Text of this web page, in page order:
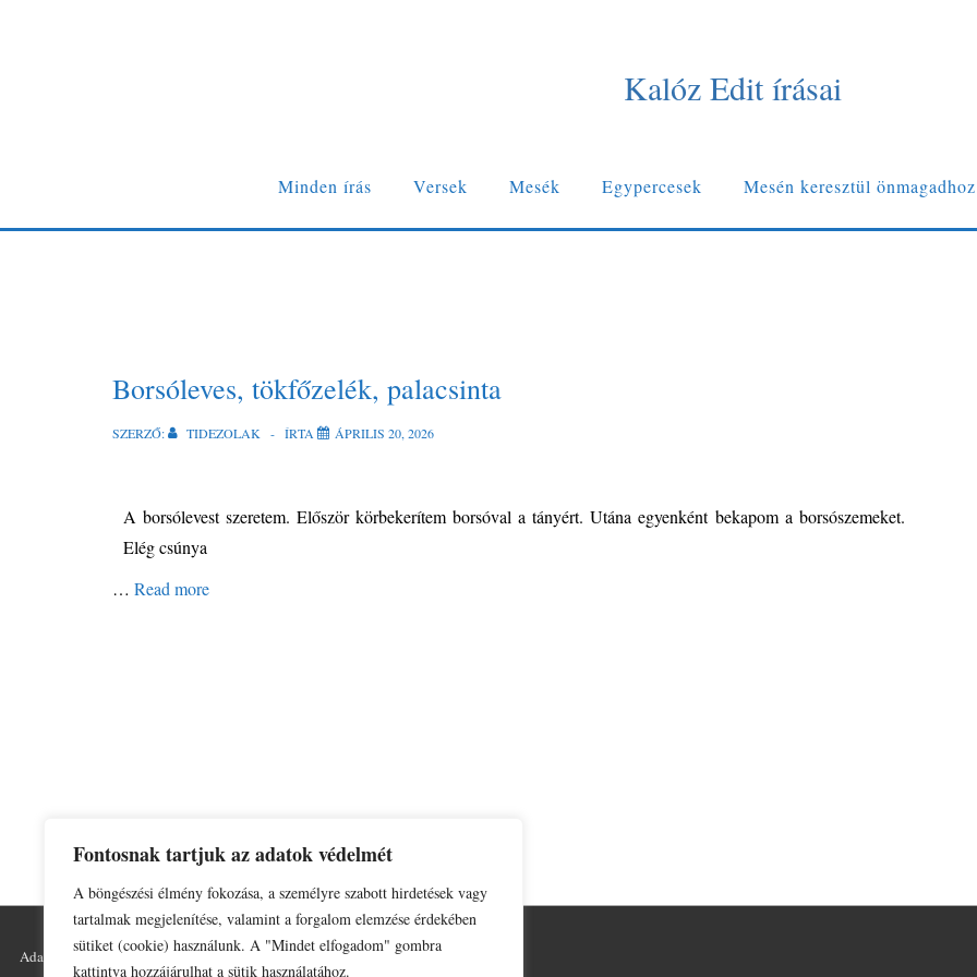
Fontosnak tartjuk az adatok védelmét
A böngészési élmény fokozása, a személyre szabott hirdetések vagy
tartalmak megjelenítése, valamint a forgalom elemzése érdekében
sütiket (cookie) használunk. A "Mindet elfogadom" gombra
kattintva hozzájárulhat a sütik használatához.
Kalóz Edit írásai
Minden írás Versek Mesék Egypercesek Mesén keresztül önmagadhoz
Borsóleves, tökfőzelék, palacsinta
SZERZŐ: TIDEZOLAK ÍRTA ÁPRILIS 20, 2026
A borsólevest szeretem. Először körbekerítem borsóval a tányért. Utána egyenként bekapom a borsószemeket.
Elég csúnya
… Read more
Adatkezelési tájékoztató Impresszum